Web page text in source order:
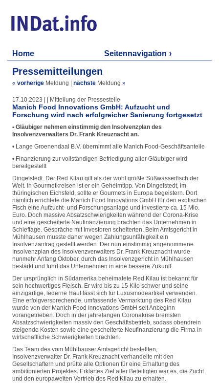
Home Seitennavigation
Pressemitteilungen
« vorherige Meldung nächste Meldung »
17.10.2023 | | Mitteilung der Pressestelle
Manich Food Innovations GmbH: Aufzucht und
Forschung wird nach erfolgreicher Sanierung fortgesetzt
• Gläubiger nehmen einstimmig den Insolvenzplan des
Insolvenzverwalters Dr. Frank Kreuznacht an.
• Lange Groenendaal B.V. übernimmt alle Manich Food-Geschäftsanteile
• Finanzierung zur vollständigen Befriedigung aller Gläubiger wird
bereitgestellt
Dingelstedt. Der Red Kilau gilt als der wohl größte Süßwasserfisch der
Welt. In Gourmetkreisen ist er ein Geheimtipp. Von Dingelstedt, im
thüringischen Eichsfeld, sollte er Gourmets in Europa begeistern. Dort
nämlich errichtete die Manich Food Innovations GmbH für den exotischen
Fisch eine Aufzucht- und Forschungsanlage und investierte ca. 15 Mio.
Euro. Doch massive Absatzschwierigkeiten während der Corona-Krise
und eine gescheiterte Neufinanzierung brachten das Unternehmen in
Schieflage. Gespräche mit Investoren scheiterten. Beim Amtsgericht in
Mühlhausen musste daher wegen Zahlungsunfähigkeit ein
Insolvenzantrag gestellt werden. Der nun einstimmig angenommene
Insolvenzplan des Insolvenzverwalters Dr. Frank Kreuznacht wurde
nunmehr Anfang Oktober, durch das Insolvenzgericht in Mühlhausen
bestärkt und führt das Unternehmen in eine bessere Zukunft.
Der ursprünglich in Südamerika beheimatete Red Kilau ist bekannt für
sein hochwertiges Fleisch. Er wird bis zu 15 Kilo schwer und seine
einzigartige, lederne Haut lässt sich für Luxusmodeartikel verwenden.
Eine erfolgversprechende, umfassende Vermarktung des Red Kilau
wurde von der Manich Food Innovations GmbH seit Anbeginn
vorangetrieben. Doch in der jahrelangen Coronakrise bremsten
Absatzschwierigkeiten massiv den Geschäftsbetrieb, sodass obendrein
steigende Kosten sowie eine gescheiterte Neufinanzierung die Firma in
wirtschaftliche Schwierigkeiten brachten.
Das Team des vom Mühlhauser Amtsgericht bestellten,
Insolvenzverwalter Dr. Frank Kreuznacht verhandelte mit den
Gesellschaftern und prüfte alle Optionen für eine Erhaltung des
ambitionierten Projektes. Erklärtes Ziel aller Beteiligten war es, die Zucht
und den europaweiten Vertrieb des Red Kilau zu erhalten.